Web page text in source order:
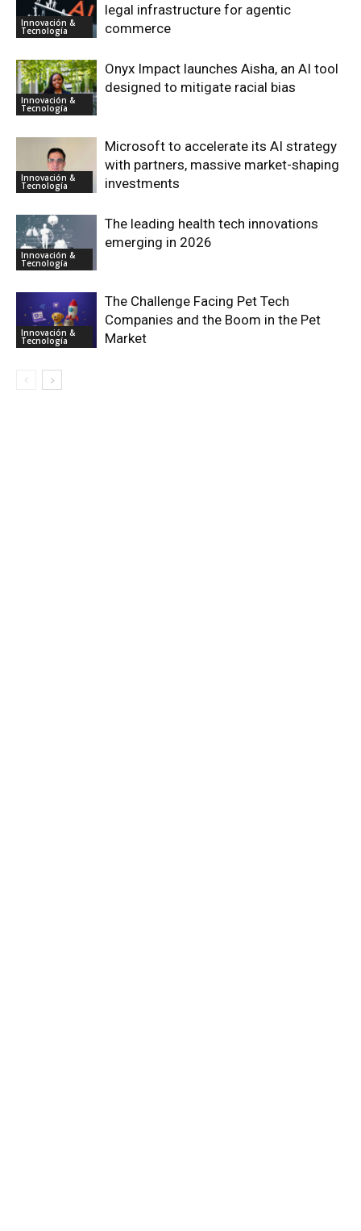
Innovación &
Tecnología
legal infrastructure for agentic
commerce
Innovación &
Tecnología
Onyx Impact launches Aisha, an AI tool
designed to mitigate racial bias
Innovación &
Tecnología
Microsoft to accelerate its AI strategy
with partners, massive market-shaping
investments
Innovación &
Tecnología
The leading health tech innovations
emerging in 2026
Innovación &
Tecnología
The Challenge Facing Pet Tech
Companies and the Boom in the Pet
Market